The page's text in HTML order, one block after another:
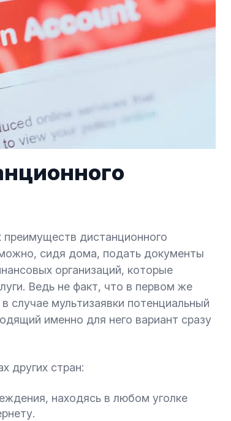
дистанционного
сидя дома, подать документы
организаций, которые
Ведь не факт, что в первом же
случае мультизаявки потенциальный
именно для него вариант сразу
других стран:
находясь в любом уголке